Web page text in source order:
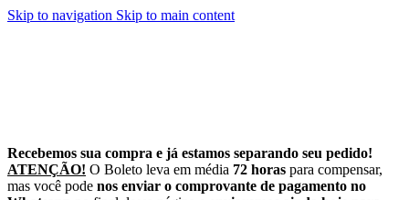
Skip to navigation Skip to main content
Recebemos sua compra e já estamos separando seu pedido!
ATENÇÃO! O Boleto leva em média 72 horas para compensar,
mas você pode nos enviar o comprovante de pagamento no